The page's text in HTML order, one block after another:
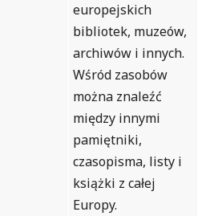
europejskich
bibliotek, muzeów,
archiwów i innych.
Wśród zasobów
można znaleźć
między innymi
pamiętniki,
czasopisma, listy i
książki z całej
Europy.